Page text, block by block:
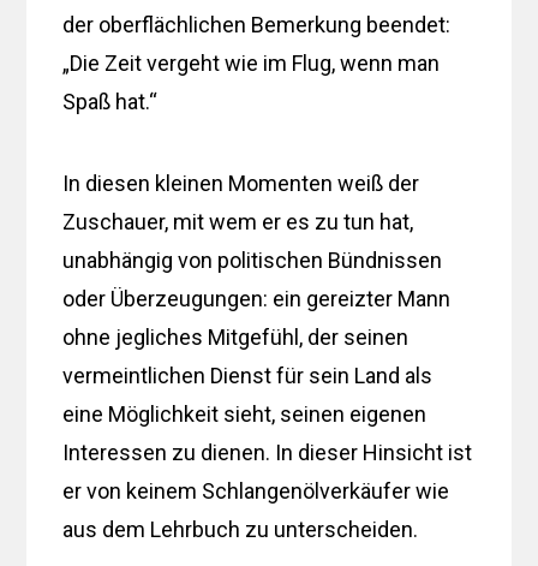
der oberflächlichen Bemerkung beendet:
„Die Zeit vergeht wie im Flug, wenn man
Spaß hat.“
In diesen kleinen Momenten weiß der
Zuschauer, mit wem er es zu tun hat,
unabhängig von politischen Bündnissen
oder Überzeugungen: ein gereizter Mann
ohne jegliches Mitgefühl, der seinen
vermeintlichen Dienst für sein Land als
eine Möglichkeit sieht, seinen eigenen
Interessen zu dienen. In dieser Hinsicht ist
er von keinem Schlangenölverkäufer wie
aus dem Lehrbuch zu unterscheiden.